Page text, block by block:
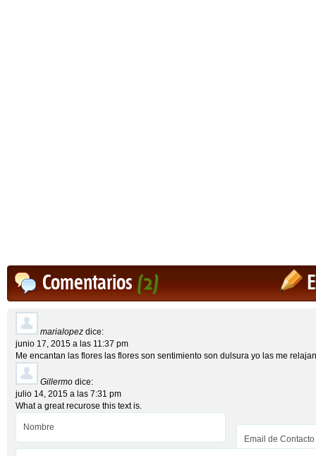
Comentarios(2)
marialopez dice:
junio 17, 2015 a las 11:37 pm
Me encantan las flores las flores son sentimiento son dulsura yo las me
Gillermo dice:
julio 14, 2015 a las 7:31 pm
What a great recurose this text is.